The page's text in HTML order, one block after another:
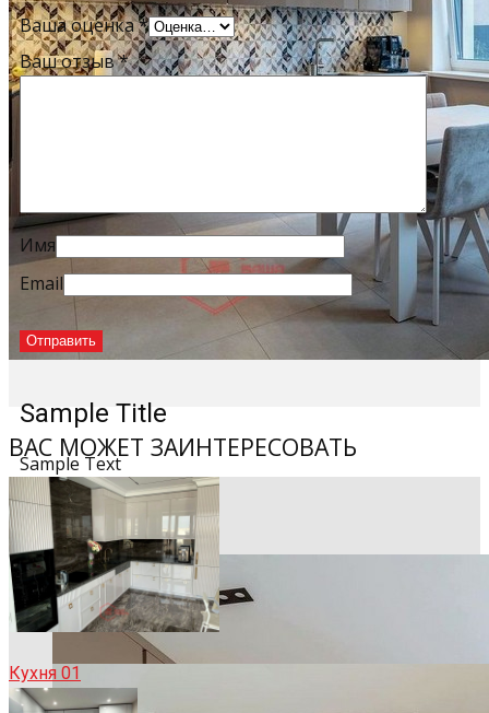
Sample Title
Sample Text
Ваша оценка*
Ваш отзыв*
Имя
Email
ВАС МОЖЕТ ЗАИНТЕРЕСОВАТЬ
Кухня 01